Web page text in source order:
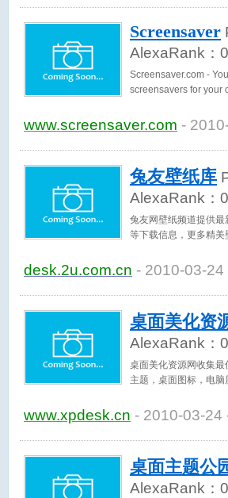
Screensaver
AlexaRank： 0
Screensaver.com -
screensavers for your
www.screensaver.com -
兔友壁纸库
AlexaRank： 0
兔友网壁纸频道提供
等下载信息，更多精美
desk.2u.com.cn - 2010-03-24
桌面美化资
AlexaRank： 0
桌面美化资源网收集
主题，桌面图标，电脑
www.xpdesk.cn - 2010-03-24
桌面主题公
AlexaRank： 0